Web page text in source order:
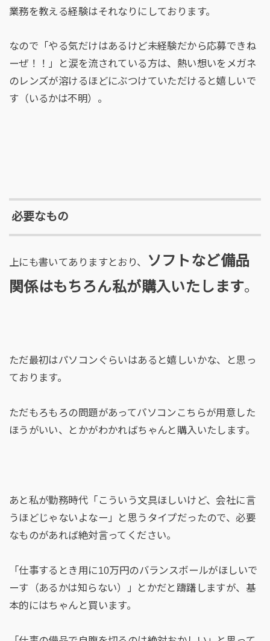
業務を教える経験はそれなりにしております。
なので「やる気だけはあるけど未経験だから応募できね
ーぜ！！」と涙を流されている方は、熱い想いをメガネ
のレンズが溶けるほどにぶつけていただけると嬉しいで
す（いるかは不明）。
必要なもの
上にも書いてありますとおり、
ソフトなど備品
関係はもちろん私が購入いたします。
ただ最初はパソコンぐらいはあると嬉しいかな、と思っ
ております。
ただもろもろの問題があってパソコンこちらが用意した
ほうがいい、とかがわかればちゃんと購入いたします。
あと私が勤務時代「こういう文具ほしいけど、会社に言
うほどじゃないよなー」と思うタイプだったので、必要
なものがあれば絶対言ってください。
「仕事するとき用に10万円のバランスボールがほしいで
ーす（あるかは知らない）」とかだと躊躇しますが、基
本的にはちゃんと買います。